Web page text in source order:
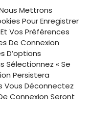
Mettrons
Pour Enregistrer
Vos Préférences
De Connexion
D’options
Sélectionnez « Se
Persistera
Vous Déconnectez
Connexion Seront